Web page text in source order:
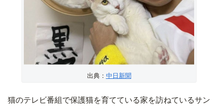
出典： 中日新聞
猫のテレビ番組で保護猫を育てている家を訪ねているサン